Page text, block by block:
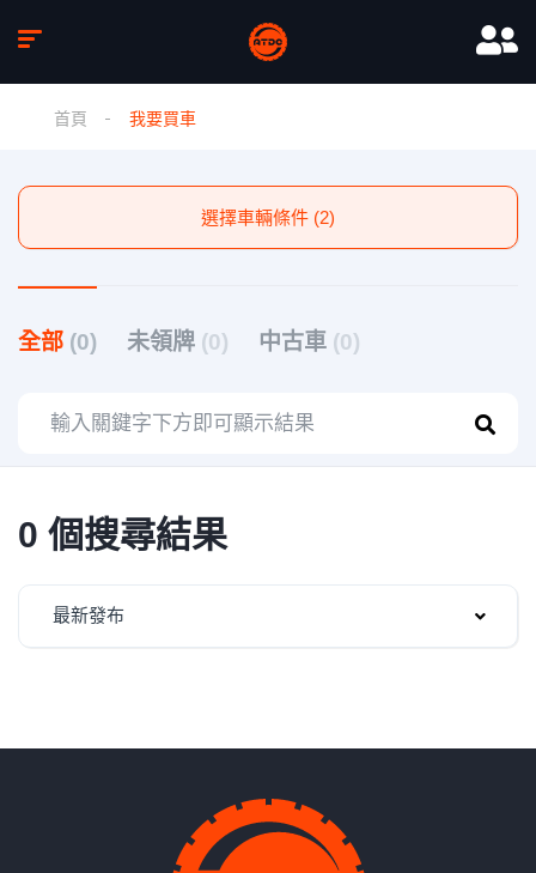
首頁 我要買車
選擇車輛條件 (2)
全部 (0) 未領牌 (0) 中古車 (0)
0 個搜尋結果
最新發布